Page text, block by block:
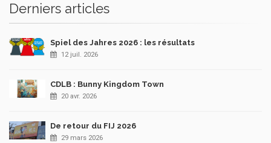
Derniers articles
Spiel des Jahres 2026 : les résultats
12 juil. 2026
CDLB : Bunny Kingdom Town
20 avr. 2026
De retour du FIJ 2026
29 mars 2026